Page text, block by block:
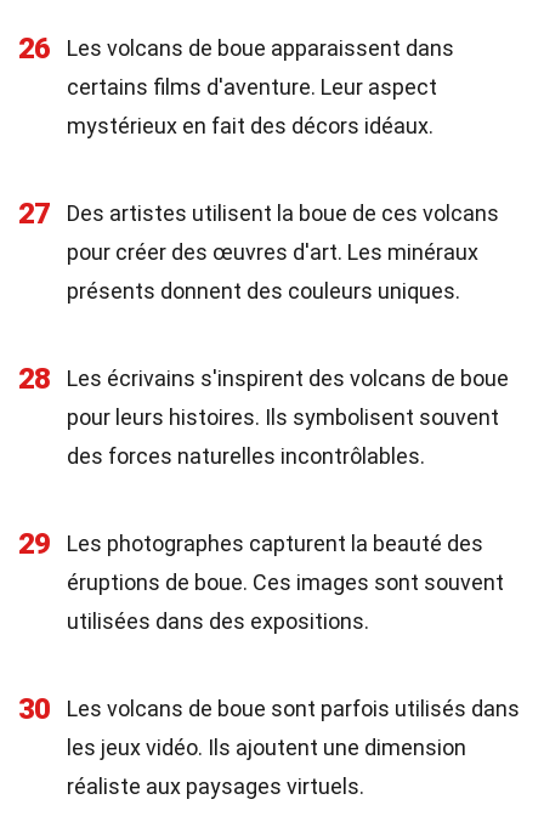
26
Les volcans de boue apparaissent dans
certains films d'aventure. Leur aspect
mystérieux en fait des décors idéaux.
27
Des artistes utilisent la boue de ces volcans
pour créer des œuvres d'art. Les minéraux
présents donnent des couleurs uniques.
28
Les écrivains s'inspirent des volcans de boue
pour leurs histoires. Ils symbolisent souvent
des forces naturelles incontrôlables.
29
Les photographes capturent la beauté des
éruptions de boue. Ces images sont souvent
utilisées dans des expositions.
30
Les volcans de boue sont parfois utilisés dans
les jeux vidéo. Ils ajoutent une dimension
réaliste aux paysages virtuels.